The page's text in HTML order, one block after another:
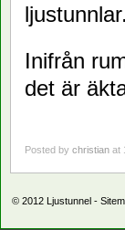
ljustunnlar.
Inifrån
det är
Posted by christian at
© 2012 Ljustunnel -